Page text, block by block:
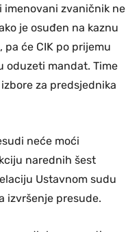
imenovani zvaničnik ne
je osuđen na kaznu
će CIK po prijemu
oduzeti mandat. Time
za predsjednika
neće moći
narednih šest
Ustavnom sudu
izvršenje presude.